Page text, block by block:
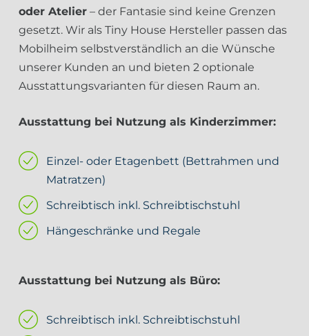
oder Atelier – der Fantasie sind keine Grenzen
gesetzt. Wir als Tiny House Hersteller passen das
Mobilheim selbstverständlich an die Wünsche
unserer Kunden an und bieten 2 optionale
Ausstattungsvarianten für diesen Raum an.
Ausstattung bei Nutzung als Kinderzimmer:
Einzel- oder Etagenbett (Bettrahmen und
Matratzen)
Schreibtisch inkl. Schreibtischstuhl
Hängeschränke und Regale
Ausstattung bei Nutzung als Büro:
Schreibtisch inkl. Schreibtischstuhl